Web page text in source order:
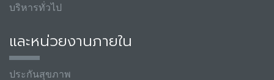
บริหารทั่วไป
และหน่วยงานภายใน
ประกันสุขภาพ